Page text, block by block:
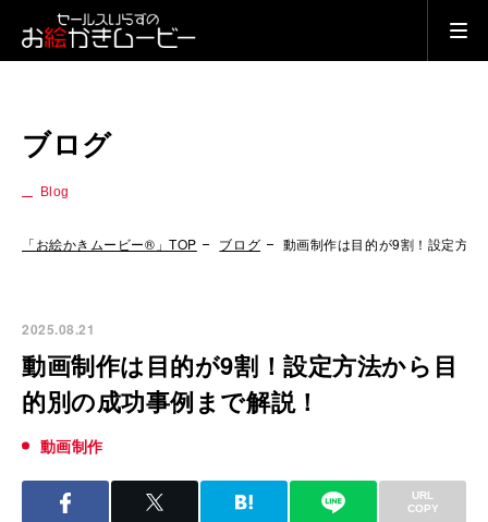
ブログ
Blog
「お絵かきムービー®」TOP ブログ 動画制作は目的が9割！設定方
2025.08.21
動画制作は目的が9割！設定方法から目
的別の成功事例まで解説！
動画制作
URL
COPY